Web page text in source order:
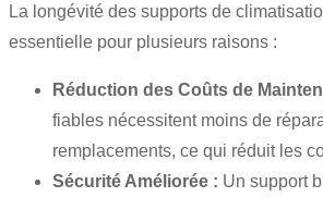
La longévité des supports de
essentielle pour plusieurs raisons :
Réduction des Coûts de
fiables nécessitent moins de
remplacements, ce qui réduit les
Sécurité Améliorée : Un support